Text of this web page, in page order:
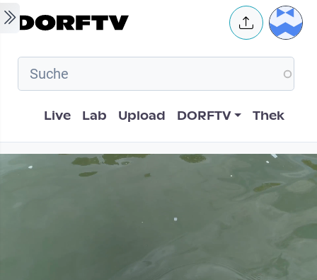
Skip to main content User
Hauptnavigation
Live Lab Upload DORFTV Thek